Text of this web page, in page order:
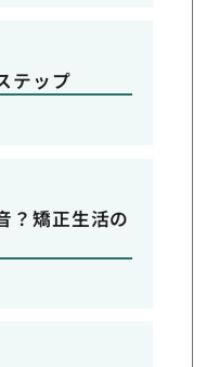
テップ
？矯正生活の